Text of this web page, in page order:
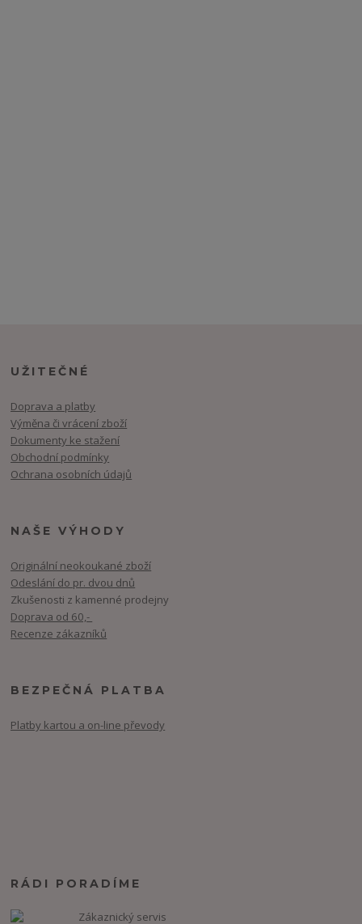
UŽITEČNÉ
Doprava a platby
Výměna či vrácení zboží
Dokumenty ke stažení
Obchodní podmínky
Ochrana osobních údajů
NAŠE VÝHODY
Originální neokoukané zboží
Odeslání do pr. dvou dnů
Zkušenosti z kamenné prodejny
Doprava od 60,-
Recenze zákazníků
BEZPEČNÁ PLATBA
Platby kartou a on-line převody
RÁDI PORADÍME
Zákaznický servis